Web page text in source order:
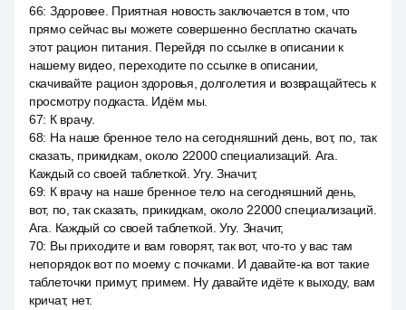
66: Здоровее. Приятная новость заключается в том, что
прямо сейчас вы можете совершенно бесплатно скачать
этот рацион питания. Перейдя по ссылке в описании к
нашему видео, переходите по ссылке в описании,
скачивайте рацион здоровья, долголетия и возвращайтесь к
просмотру подкаста. Идём мы.
67: К врачу.
68: На наше бренное тело на сегодняшний день, вот, по, так
сказать, прикидкам, около 22000 специализаций. Ага.
Каждый со своей таблеткой. Угу. Значит,
69: К врачу на наше бренное тело на сегодняшний день,
вот, по, так сказать, прикидкам, около 22000 специализаций.
Ага. Каждый со своей таблеткой. Угу. Значит,
70: Вы приходите и вам говорят, так вот, что-то у вас там
непорядок вот по моему с почками. И давайте-ка вот такие
таблеточки примут, примем. Ну давайте идёте к выходу, вам
кричат, нет.